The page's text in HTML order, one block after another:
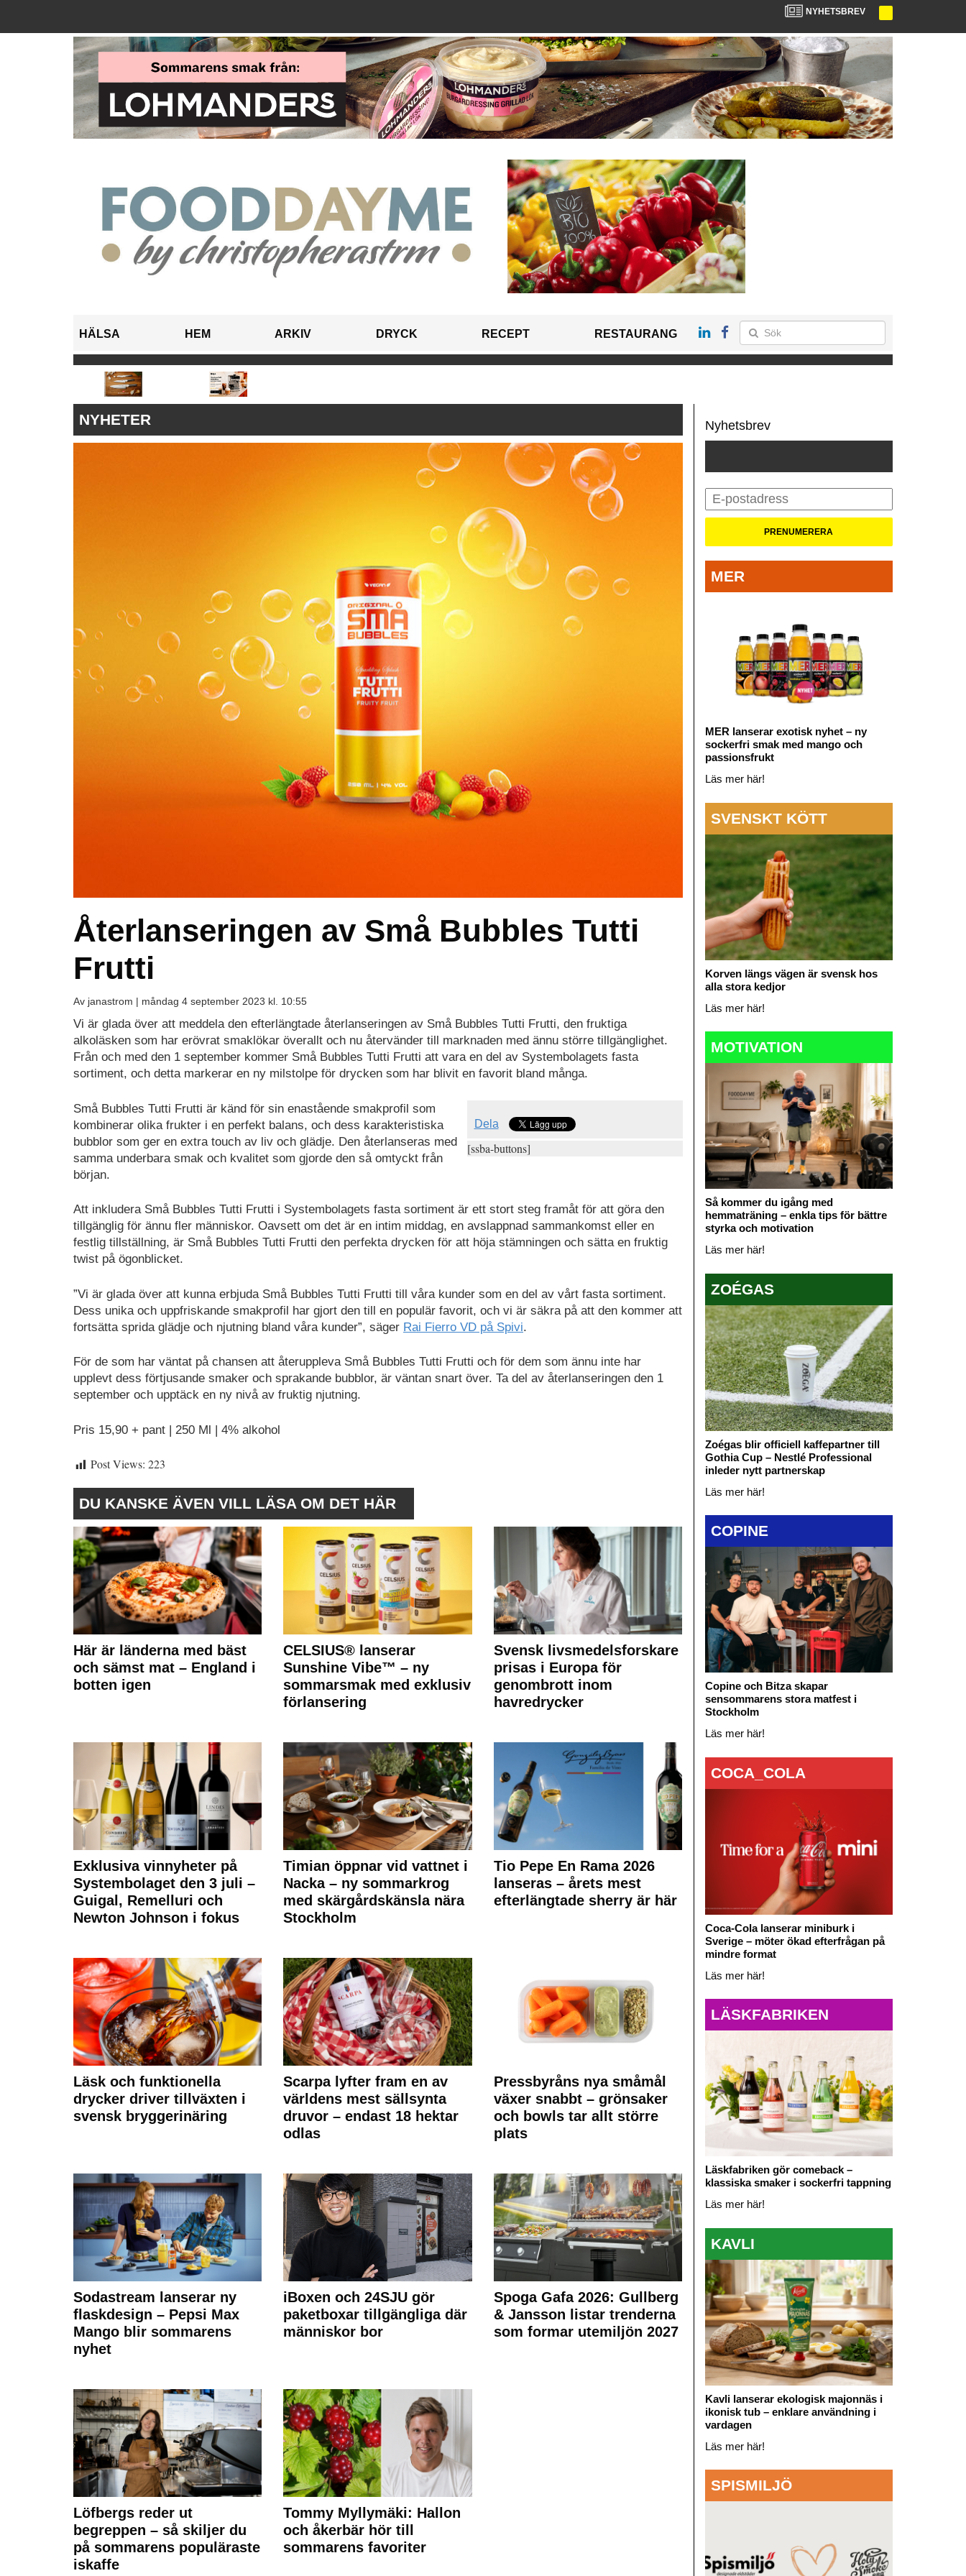
NYHETSBREV
HÄLSA HEM ARKIV DRYCK RECEPT RESTAURANG
NYHETER
Återlanseringen av Små Bubbles Tutti
Frutti
Av janastrom | måndag 4 september 2023 kl. 10:55
Vi är glada över att meddela den efterlängtade återlanseringen av Små Bubbles Tutti Frutti, den fruktiga
alkoläsken som har erövrat smaklökar överallt och nu återvänder till marknaden med ännu större tillgänglighet.
Från och med den 1 september kommer Små Bubbles Tutti Frutti att vara en del av Systembolagets fasta
sortiment, och detta markerar en ny milstolpe för drycken som har blivit en favorit bland många.
Dela
[ssba-buttons]
Små Bubbles Tutti Frutti är känd för sin enastående smakprofil som
kombinerar olika frukter i en perfekt balans, och dess karakteristiska
bubblor som ger en extra touch av liv och glädje. Den återlanseras med
samma underbara smak och kvalitet som gjorde den så omtyckt från
början.
Att inkludera Små Bubbles Tutti Frutti i Systembolagets fasta sortiment är ett stort steg framåt för att göra den
tillgänglig för ännu fler människor. Oavsett om det är en intim middag, en avslappnad sammankomst eller en
festlig tillställning, är Små Bubbles Tutti Frutti den perfekta drycken för att höja stämningen och sätta en fruktig
twist på ögonblicket.
”Vi är glada över att kunna erbjuda Små Bubbles Tutti Frutti till våra kunder som en del av vårt fasta sortiment.
Dess unika och uppfriskande smakprofil har gjort den till en populär favorit, och vi är säkra på att den kommer att
fortsätta sprida glädje och njutning bland våra kunder”, säger Rai Fierro VD på Spivi.
För de som har väntat på chansen att återuppleva Små Bubbles Tutti Frutti och för dem som ännu inte har
upplevt dess förtjusande smaker och sprakande bubblor, är väntan snart över. Ta del av återlanseringen den 1
september och upptäck en ny nivå av fruktig njutning.
Pris 15,90 + pant | 250 Ml | 4% alkohol
Post Views: 223
DU KANSKE ÄVEN VILL LÄSA OM DET HÄR
Här är länderna med bäst
och sämst mat – England i
botten igen
CELSIUS® lanserar
Sunshine Vibe™ – ny
sommarsmak med exklusiv
förlansering
Svensk livsmedelsforskare
prisas i Europa för
genombrott inom
havredrycker
Exklusiva vinnyheter på
Systembolaget den 3 juli –
Guigal, Remelluri och
Newton Johnson i fokus
Timian öppnar vid vattnet i
Nacka – ny sommarkrog
med skärgårdskänsla nära
Stockholm
Tio Pepe En Rama 2026
lanseras – årets mest
efterlängtade sherry är här
Läsk och funktionella
drycker driver tillväxten i
svensk bryggerinäring
Scarpa lyfter fram en av
världens mest sällsynta
druvor – endast 18 hektar
odlas
Pressbyråns nya småmål
växer snabbt – grönsaker
och bowls tar allt större
plats
Sodastream lanserar ny
flaskdesign – Pepsi Max
Mango blir sommarens
nyhet
iBoxen och 24SJU gör
paketboxar tillgängliga där
människor bor
Spoga Gafa 2026: Gullberg
& Jansson listar trenderna
som formar utemiljön 2027
Löfbergs reder ut
begreppen – så skiljer du
på sommarens populäraste
iskaffe
Tommy Myllymäki: Hallon
och åkerbär hör till
sommarens favoriter
Nyhetsbrev
MER
MER lanserar exotisk nyhet – ny
sockerfri smak med mango och
passionsfrukt
Läs mer här!
SVENSKT KÖTT
Korven längs vägen är svensk hos
alla stora kedjor
Läs mer här!
MOTIVATION
Så kommer du igång med
hemmaträning – enkla tips för bättre
styrka och motivation
Läs mer här!
ZOÉGAS
Zoégas blir officiell kaffepartner till
Gothia Cup – Nestlé Professional
inleder nytt partnerskap
Läs mer här!
COPINE
Copine och Bitza skapar
sensommarens stora matfest i
Stockholm
Läs mer här!
COCA_COLA
Coca-Cola lanserar miniburk i
Sverige – möter ökad efterfrågan på
mindre format
Läs mer här!
LÄSKFABRIKEN
Läskfabriken gör comeback –
klassiska smaker i sockerfri tappning
Läs mer här!
KAVLI
Kavli lanserar ekologisk majonnäs i
ikonisk tub – enklare användning i
vardagen
Läs mer här!
SPISMILJÖ